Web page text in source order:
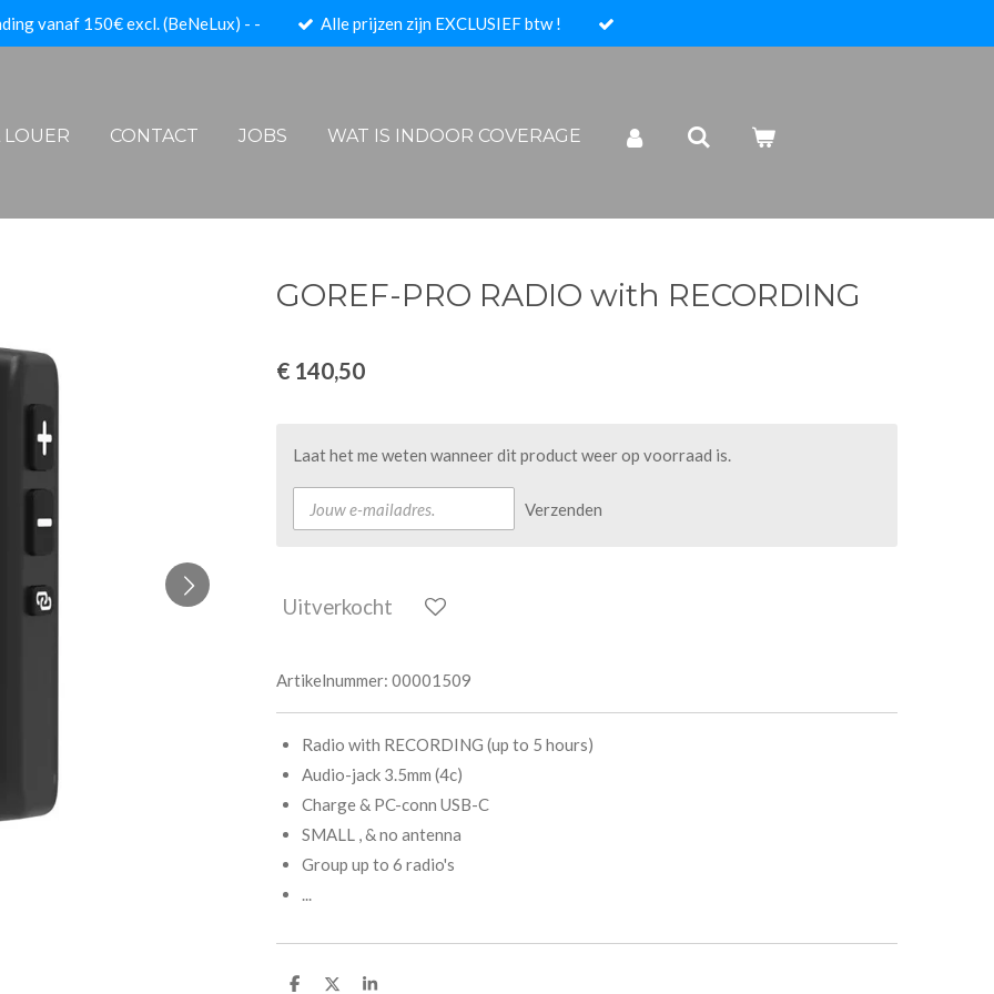
vanaf 150€ excl. (BeNeLux) - - Alle prijzen zijn EXCLUSIEF btw !
CONTACT JOBS WAT IS INDOOR COVERAGE
GOREF-PRO RADIO with RECORDING
€ 140,50
Laat het me weten wanneer dit product weer op voorraad is.
Verzenden
Uitverkocht
Artikelnummer: 00001509
Radio with RECORDING (up to 5 hours)
Audio-jack 3.5mm (4c)
Charge & PC-conn USB-C
SMALL , & no antenna
Group up to 6 radio's
...
D D S